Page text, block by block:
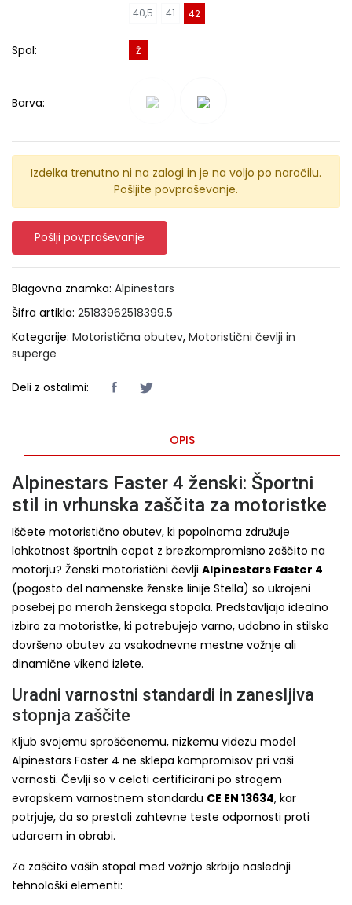
40,5 41 42
Spol: Ž
Barva:
Izdelka trenutno ni na zalogi in je na voljo po naročilu.
Pošljite povpraševanje.
Pošlji povpraševanje
Blagovna znamka: Alpinestars
Šifra artikla: 25183962518399.5
Kategorije: Motoristična obutev, Motoristični čevlji in
superge
Deli z ostalimi:
OPIS
Alpinestars Faster 4 ženski: Športni
stil in vrhunska zaščita za motoristke
Iščete motoristično obutev, ki popolnoma združuje
lahkotnost športnih copat z brezkompromisno zaščito na
motorju? Ženski motoristični čevlji Alpinestars Faster 4
(pogosto del namenske ženske linije Stella) so ukrojeni
posebej po merah ženskega stopala. Predstavljajo idealno
izbiro za motoristke, ki potrebujejo varno, udobno in stilsko
dovršeno obutev za vsakodnevne mestne vožnje ali
dinamične vikend izlete.
Uradni varnostni standardi in zanesljiva
stopnja zaščite
Kljub svojemu sproščenemu, nizkemu videzu model
Alpinestars Faster 4 ne sklepa kompromisov pri vaši
varnosti. Čevlji so v celoti certificirani po strogem
evropskem varnostnem standardu CE EN 13634, kar
potrjuje, da so prestali zahtevne teste odpornosti proti
udarcem in obrabi.
Za zaščito vaših stopal med vožnjo skrbijo naslednji
tehnološki elementi: